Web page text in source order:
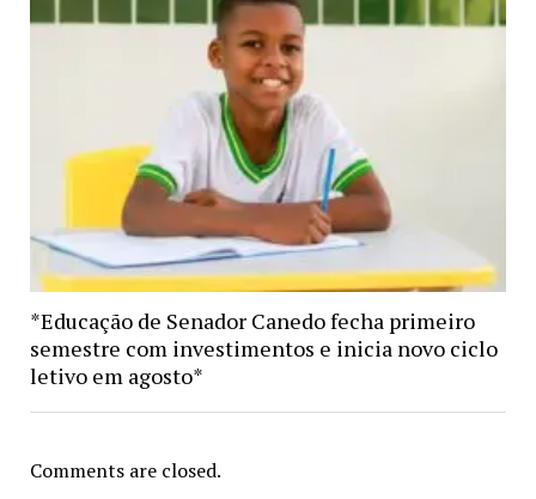
*Educação de Senador Canedo fecha primeiro
semestre com investimentos e inicia novo ciclo
letivo em agosto*
Comments are closed.